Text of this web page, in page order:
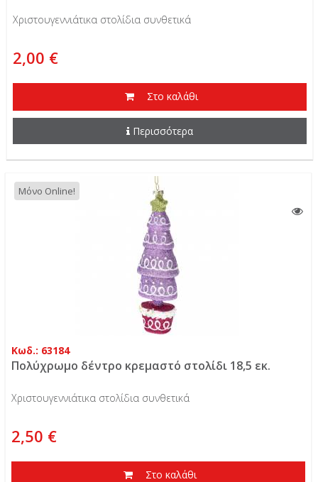
Χριστουγεννιάτικα στολίδια συνθετικά
2,00 €
Στο καλάθι
Περισσότερα
Μόνο Online!
Κωδ.: 63184
Πολύχρωμο δέντρο κρεμαστό στολίδι 18,5 εκ.
Χριστουγεννιάτικα στολίδια συνθετικά
2,50 €
Στο καλάθι